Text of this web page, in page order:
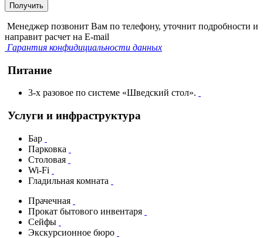
Получить
Менеджер позвонит Вам по телефону, уточнит подробности и
направит расчет на E-mail
Гарантия конфидициальности данных
Питание
3-х разовое по системе «Шведский стол».
Услуги и инфраструктура
Бар
Парковка
Столовая
Wi-Fi
Гладильная комната
Прачечная
Прокат бытового инвентаря
Сейфы
Экскурсионное бюро